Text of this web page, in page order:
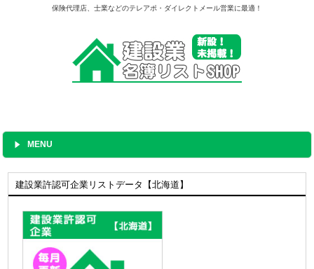
保険代理店、士業などのテレアポ・ダイレクトメール営業に最適！
MENU
建設業許認可企業リストデータ【北海道】